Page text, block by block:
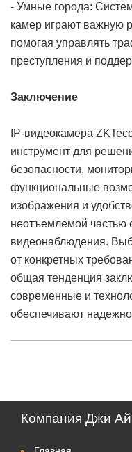
- Умные города:
камер играют важную
помогая управлять
преступления и
Заключение
IP-видеокамера
инструмент для
безопасности,
функциональные
изображения и
неотъемлемой частью
видеонаблюдения.
от конкретных
общая тенденция
современные и
обеспечивают
Компания Джи